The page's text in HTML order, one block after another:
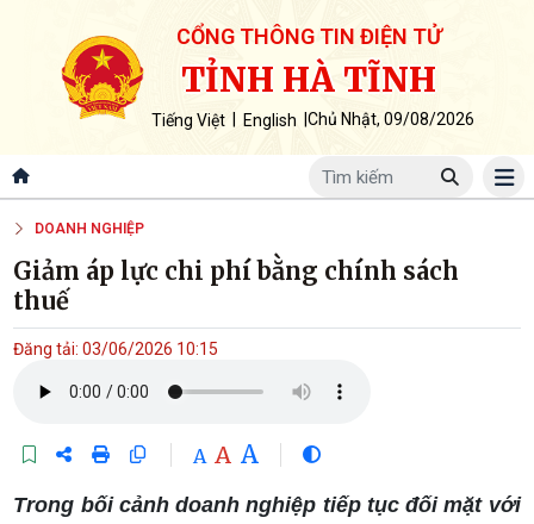
CỔNG THÔNG TIN ĐIỆN TỬ
TỈNH HÀ TĨNH
Tiếng Việt English Chủ Nhật, 09/08/2026
DOANH NGHIỆP
Giảm áp lực chi phí bằng chính sách
thuế
Đăng tải: 03/06/2026 10:15
A A A
Trong bối cảnh doanh nghiệp tiếp tục đối mặt với